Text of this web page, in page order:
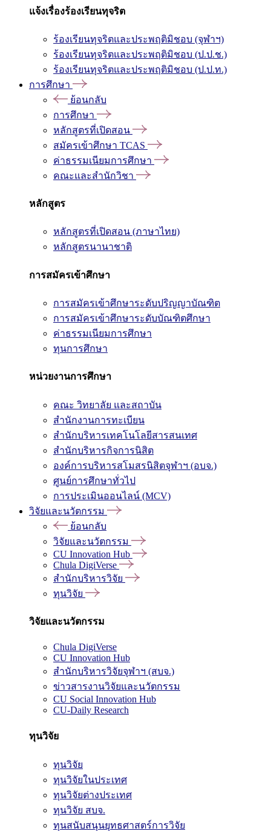
แจ้งเรื่องร้องเรียนทุจริต
ร้องเรียนทุจริตและประพฤติมิชอบ (จุฬาฯ)
ร้องเรียนทุจริตและประพฤติมิชอบ (ป.ป.ช.)
ร้องเรียนทุจริตและประพฤติมิชอบ (ป.ป.ท.)
การศึกษา
ย้อนกลับ
การศึกษา
หลักสูตรที่เปิดสอน
สมัครเข้าศึกษา TCAS
ค่าธรรมเนียมการศึกษา
คณะและสำนักวิชา
หลักสูตร
หลักสูตรที่เปิดสอน (ภาษาไทย)
หลักสูตรนานาชาติ
การสมัครเข้าศึกษา
การสมัครเข้าศึกษาระดับปริญญาบัณฑิต
การสมัครเข้าศึกษาระดับบัณฑิตศึกษา
ค่าธรรมเนียมการศึกษา
ทุนการศึกษา
หน่วยงานการศึกษา
คณะ วิทยาลัย และสถาบัน
สำนักงานการทะเบียน
สำนักบริหารเทคโนโลยีสารสนเทศ
สำนักบริหารกิจการนิสิต
องค์การบริหารสโมสรนิสิตจุฬาฯ (อบจ.)
ศูนย์การศึกษาทั่วไป
การประเมินออนไลน์ (MCV)
วิจัยและนวัตกรรม
ย้อนกลับ
วิจัยและนวัตกรรม
CU Innovation Hub
Chula DigiVerse
สำนักบริหารวิจัย
ทุนวิจัย
วิจัยและนวัตกรรม
Chula DigiVerse
CU Innovation Hub
สำนักบริหารวิจัยจุฬาฯ (สบจ.)
ข่าวสารงานวิจัยและนวัตกรรม
CU Social Innovation Hub
CU-Daily Research
ทุนวิจัย
ทุนวิจัย
ทุนวิจัยในประเทศ
ทุนวิจัยต่างประเทศ
ทุนวิจัย สบจ.
ทุนสนับสนุนยุทธศาสตร์การวิจัย